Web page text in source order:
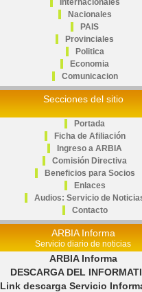
Internacionales
Nacionales
PAIS
Provinciales
Politica
Economia
Comunicacion
Secciones del sitio
Portada
Ficha de Afiliación
Ingreso a ARBIA
Comisión Directiva
Beneficios para Socios
Enlaces
Audios: Servicio de
Contacto
ARBIA Informa
Servicio diario de noticias
ARBIA Informa
DESCARGA DEL
Link descarga Servicio